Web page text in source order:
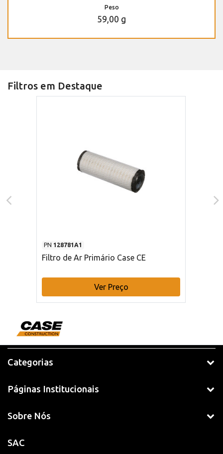
Peso
59,00 g
Filtros em Destaque
PN 128781A1
Filtro de Ar Primário Case CE
Ver Preço
Categorias
Páginas Institucionais
Sobre Nós
SAC